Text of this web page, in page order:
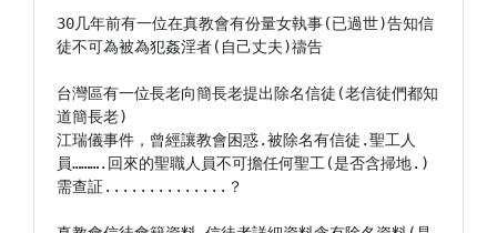
30几年前有一位在真教會有份量女執事(已過世)告知信
徒不可為被為犯姦淫者(自己丈夫)禱告
台灣區有一位長老向簡長老提出除名信徒(老信徒們都知
道簡長老)
江瑞儀事件，曾經讓教會困惑.被除名有信徒.聖工人
員……….回來的聖職人員不可擔任何聖工(是否含掃地.)
需查証..............？